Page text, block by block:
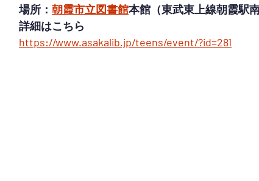
場所： 朝霞市立図書館本館（東武東上線朝霞駅
詳細はこちら
https://www.asakalib.jp/teens/event/?id=281